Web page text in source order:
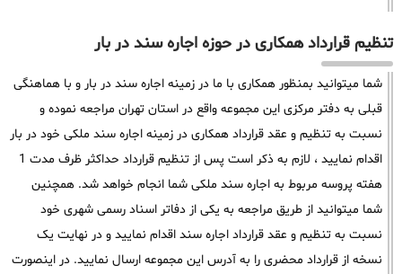
تنظیم قرارداد همکاری در حوزه اجاره سند در بار
شما میتوانید بمنظور همکاری با ما در زمینه اجاره سند در بار و با هماهنگی
قبلی به دفتر مرکزی این مجموعه واقع در استان تهران مراجعه نموده و
نسبت به تنظیم و عقد قرارداد همکاری در زمینه اجاره سند ملکی خود در بار
اقدام نمایید ، لازم به ذکر است پس از تنظیم قرارداد حداکثر ظرف مدت 1
هفته پروسه مربوط به اجاره سند ملکی شما انجام خواهد شد. همچنین
شما میتوانید از طریق مراجعه به یکی از دفاتر اسناد رسمی شهری خود
نسبت به تنظیم و عقد قرارداد اجاره سند اقدام نمایید و در نهایت یک
نسخه از قرارداد محضری را به آدرس این مجموعه ارسال نمایید. در اینصورت